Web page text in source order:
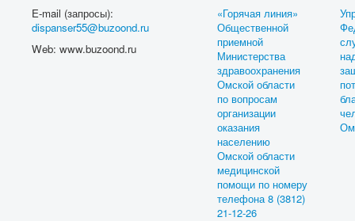
E-mail (запросы):
dispanser55@buzoond.ru
Web: www.buzoond.ru
«Горячая линия»
Общественной
приемной
Министерства
здравоохранения
Омской области
по вопросам
организации
оказания
населению
Омской области
медицинской
помощи по номеру
телефона 8 (3812)
21-12-26